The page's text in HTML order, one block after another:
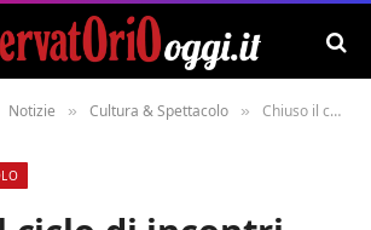
Notizie » Cultura & Spettacolo » Chiuso il ciclo di incontri con gli studenti delle scuole primarie nella Biblioteca Comunale «I. Ciaia» di Fasano